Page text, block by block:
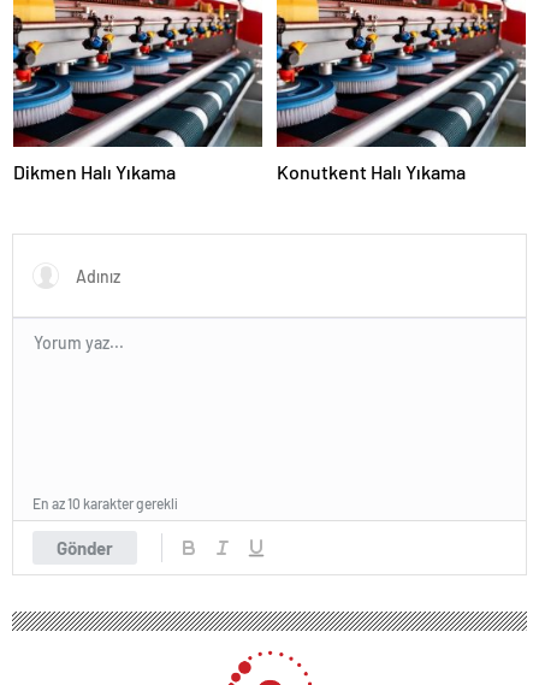
Dikmen Halı Yıkama Konutkent Halı Yıkama
Gönder
En az 10 karakter gerekli